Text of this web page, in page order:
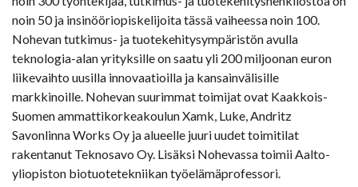
noin 50 ja insinööriopiskelijoita tässä vaiheessa noin 100.
Nohevan tutkimus- ja tuotekehitysympäristön avulla
teknologia-alan yrityksille on saatu yli 200 miljoonan euron
liikevaihto uusilla innovaatioilla ja kansainvälisille
markkinoille. Nohevan suurimmat toimijat ovat Kaakkois-
Suomen ammattikorkeakoulun Xamk, Luke, Andritz
Savonlinna Works Oy ja alueelle juuri uudet toimitilat
rakentanut Teknosavo Oy. Lisäksi Nohevassa toimii Aalto-
yliopiston biotuotetekniikan työelämäprofessori.